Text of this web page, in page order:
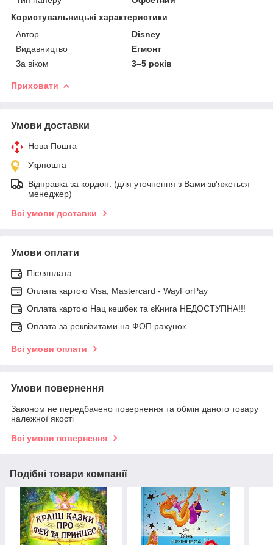
Користувальницькі характеристики
Автор
Disney
Видавництво
Егмонт
За віком
3–5 років
Приховати
Умови доставки
Нова Пошта
Укрпошта
Відправка за кордон. (для уточнення з Вами зв'яжеться
менеджер)
Всі умови доставки
Умови оплати
Післяплата
Оплата картою Visa, Mastercard - WayForPay
Оплата картою Нац кешбек та єКнига НЕДОСТУПНА!!!
Оплата за реквізитами на ФОП рахунок
Всі умови оплати
Умови повернення
Законом не передбачено повернення та обмін даного товару
належної якості
Всі умови повернення
Подібні товари компанії